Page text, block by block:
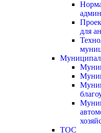
для
ТОС